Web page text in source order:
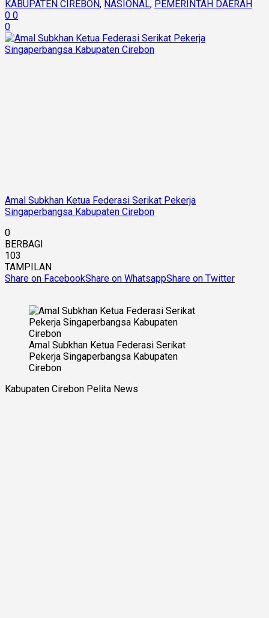
KABUPATEN CIREBON, NASIONAL, PEMERINTAH DAERAH
0 0
0
Amal Subkhan Ketua Federasi Serikat Pekerja
Singaperbangsa Kabupaten Cirebon
0
BERBAGI
103
TAMPILAN
Share on FacebookShare on WhatsappShare on Twitter
Amal Subkhan Ketua Federasi Serikat
Pekerja Singaperbangsa Kabupaten
Cirebon
Kabupaten Cirebon Pelita News